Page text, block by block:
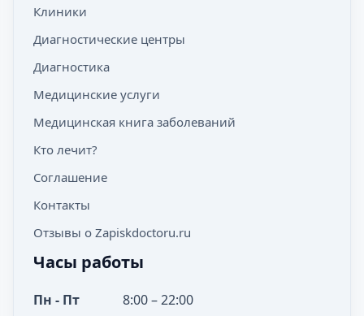
Клиники
Диагностические центры
Диагностика
Медицинские услуги
Медицинская книга заболеваний
Кто лечит?
Соглашение
Контакты
Отзывы о Zapiskdoctoru.ru
Часы работы
Пн - Пт
8:00 – 22:00